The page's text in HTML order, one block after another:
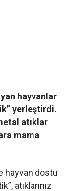
hayvanlar
yerleştirdi.
atıklar
mama
hayvan dostu
atıklarınız